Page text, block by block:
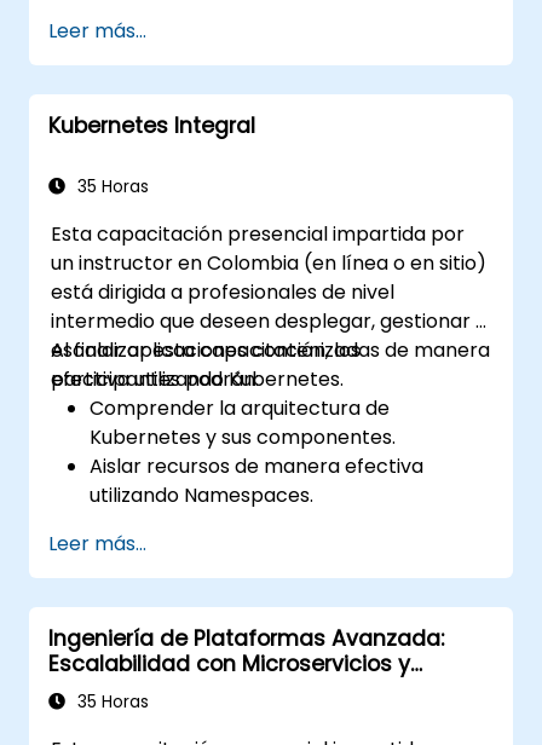
clúster de Kubernetes.
Kubernetes.
Utilizar Kubernetes para implementar y
gestionar diferentes entornos bajo el
mismo clúster.
de Kubernetes.
Leer más...
Kubernetes Integral
35 Horas
Esta capacitación presencial impartida por
un instructor en Colombia (en línea o en sitio)
está dirigida a profesionales de nivel
intermedio que deseen desplegar, gestionar y
escalar aplicaciones contenizadas de manera
efectiva utilizando Kubernetes.
Al finalizar esta capacitación, los
participantes podrán:
Comprender la arquitectura de
Kubernetes y sus componentes.
Aislar recursos de manera efectiva
utilizando Namespaces.
trabajo con Deployments, StatefulSets y
DaemonSets.
Definir recursos computacionales
mediante Requests y Limits.
Trabajar con Jobs y CronJobs para
tareas programadas.
Leer más...
Ingeniería de Plataformas Avanzada:
Escalabilidad con Microservicios y
Kubernetes
35 Horas